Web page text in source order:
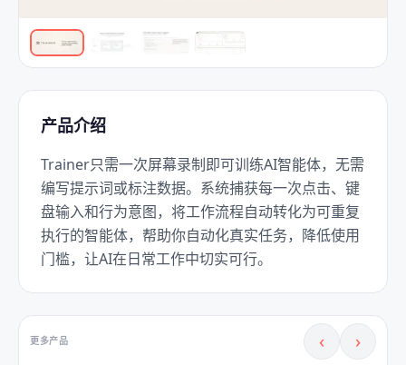
产品介绍
Trainer只需一次屏幕录制即可训练AI智能体，无需
编写提示词或标注数据。系统捕获每一次点击、键
盘输入和行为意图，将工作流程自动转化为可重复
执行的智能体，帮助你自动化真实任务，降低使用
门槛，让AI在日常工作中切实可行。
更多产品 ‹ ›